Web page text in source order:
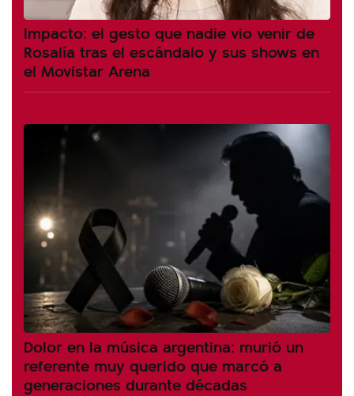
Impacto: el gesto que nadie vio venir de
Rosalía tras el escándalo y sus shows en
el Movistar Arena
Dolor en la música argentina: murió un
referente muy querido que marcó a
generaciones durante décadas